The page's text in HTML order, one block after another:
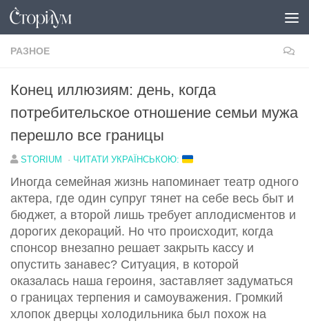
Под записью
РАЗНОЕ
Конец иллюзиям: день, когда
потребительское отношение семьи мужа
перешло все границы
STORIUM · ЧИТАТИ УКРАЇНСЬКОЮ:
Иногда семейная жизнь напоминает театр одного
актера, где один супруг тянет на себе весь быт и
бюджет, а второй лишь требует аплодисментов и
дорогих декораций. Но что происходит, когда
спонсор внезапно решает закрыть кассу и
опустить занавес? Ситуация, в которой
оказалась наша героиня, заставляет задуматься
о границах терпения и самоуважения. Громкий
хлопок дверцы холодильника был похож на